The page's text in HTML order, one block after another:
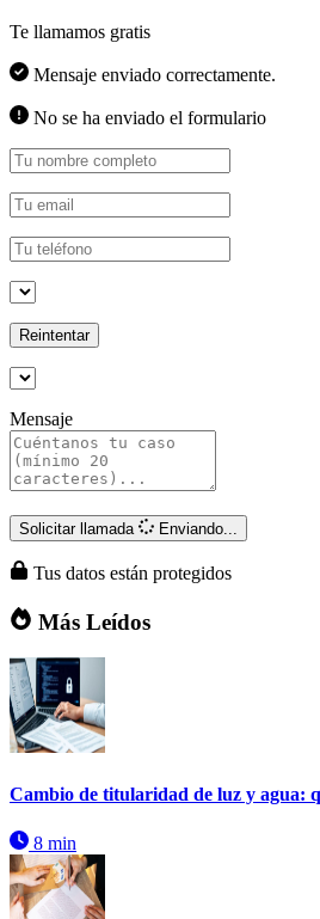
Te llamamos gratis
Mensaje enviado correctamente.
No se ha enviado el formulario
Reintentar
Mensaje
Solicitar llamada Enviando...
Tus datos están protegidos
Más Leídos
Cambio de titularidad de luz y agua:
8 min